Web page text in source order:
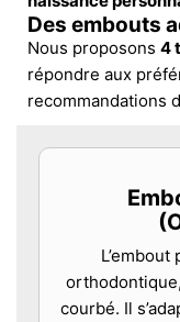
Des embouts
Nous proposons 4
répondre aux
recommandations
courbé. Il